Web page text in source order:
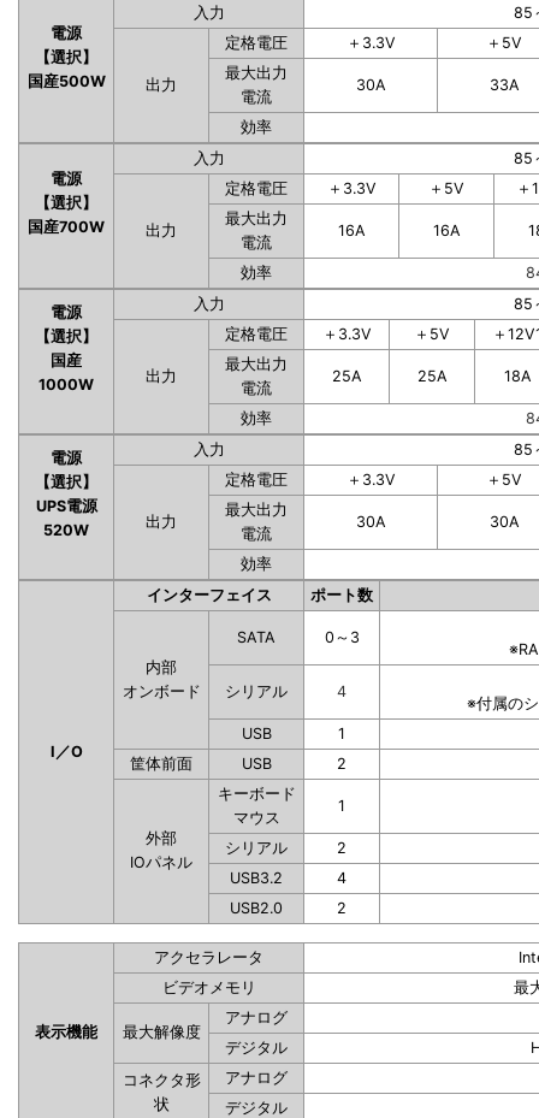
電源
【選択】
国産500W
入力 85
出力
定格電圧 ＋3.3V
＋5V
最大出力
電流
30A 33A
効率
電源
【選択】
国産700W
入力 85
出力
定格電圧 ＋3.3V ＋5V
＋
最大出力
電流
16A 16A
効率
電源
【選択】
国産
1000W
入力 85
出力
定格電圧 ＋3.3V ＋5V
＋
最大出力
電流
25A 25A 18A
効率
電源
【選択】
UPS電源
520W
入力 85
出力
定格電圧 ＋3.3V
＋5V
最大出力
電流
30A 30A
効率
I／O
インターフェイス ポート数
内部
オンボード
SATA 0～3
シリアル 4
※付属の
USB
1
筐体前面
USB 2
外部
IOパネル
キーボード
マウス
1
シリアル
2
USB3.2
4
USB2.0
2
表示機能
アクセラレータ
ビデオメモリ
最
最大解像度
アナログ
デジタル
コネクタ形
状
アナログ
デジタル